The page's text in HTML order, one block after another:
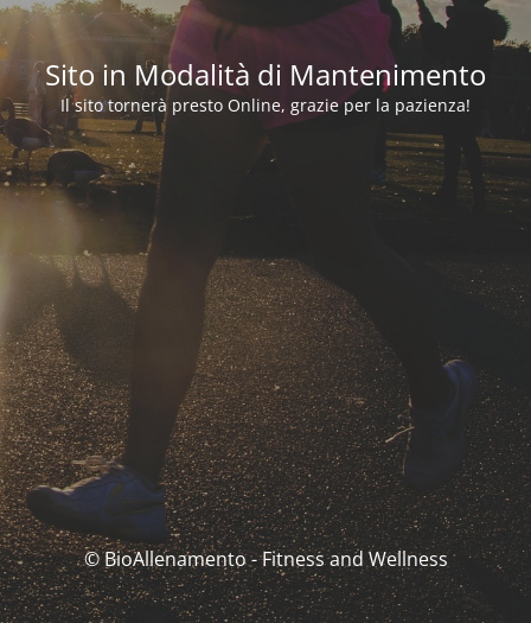
Sito in Modalità di Mantenimento
Il sito tornerà presto Online, grazie per la pazienza!
© BioAllenamento - Fitness and Wellness